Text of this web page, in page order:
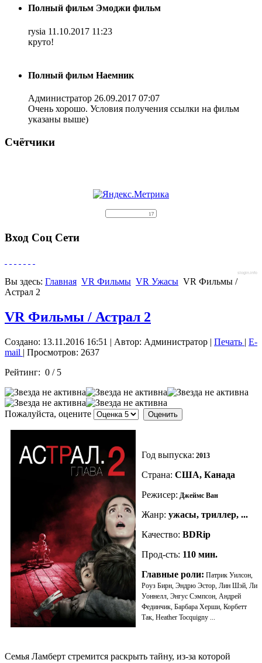
Полный фильм Эмоджи фильм
rysia 11.10.2017 11:23
круто!
Полный фильм Наемник
Администратор 26.09.2017 07:07
Очень хорошо. Условия получения ссылки на фильм
указаны выше)
Счётчики
Вход Соц Сети
slogin.info
Вы здесь: Главная VR Фильмы VR Ужасы VR Фильмы /
Астрал 2
VR Фильмы / Астрал 2
Создано: 13.11.2016 16:51 | Автор: Администратор | Печать | E-
mail | Просмотров: 2637
Рейтинг: 0 / 5
Пожалуйста, оцените
Год выпуска: 2013
Страна: США, Канада
Режисер: Джеймс Ван
Жанр: ужасы, триллер, ...
Качество: BDRip
Прод-сть: 110 мин.
Главные роли: Патрик Уилсон,
Роуз Бирн, Эндрю Эстор, Лин Шэй, Ли
Уоннелл, Энгус Сэмпсон, Андрей
Фединчик, Барбара Херши, Корбетт
Так, Heather Tocquigny ...
Семья Ламберт стремится раскрыть тайну, из-за которой